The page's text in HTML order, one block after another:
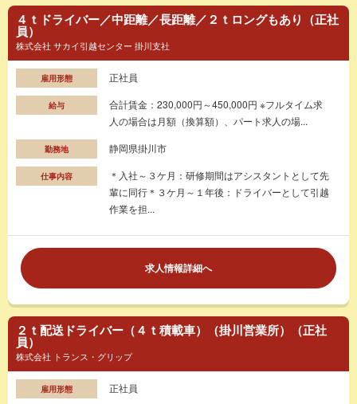
４ｔドライバー／中距離／長距離／２ｔロングもあり（正社
員）
株式会社 サカイ引越センター 掛川支社
雇用形態 正社員
給与
合計賃金：230,000円～450,000円 ※フルタイム求
人の場合は月額（換算額）、パート求人の場...
勤務地 静岡県掛川市
仕事内容
＊入社～３ケ月：研修期間はアシスタントとして先
輩に同行＊３ケ月～１年後：ドライバーとして引越
作業を担...
求人情報詳細へ
２ｔ配送ドライバー（４ｔ積載車）（掛川営業所）（正社
員）
株式会社 トランス・グリップ
雇用形態 正社員